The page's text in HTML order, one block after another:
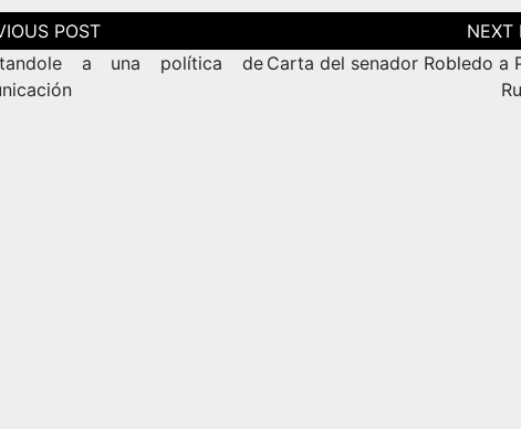
a una política de Carta del senador Robledo a